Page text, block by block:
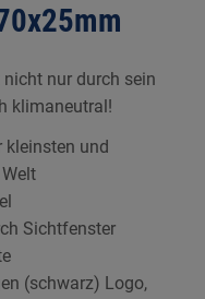
nur durch sein
klimaneutral!
kleinsten und
Sichtfenster
(schwarz) Logo,